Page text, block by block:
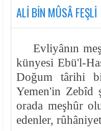
ALİ BİN MÛSÂ FEŞLİ
Evliyânın
künyesi Ebü'l-
Doğum târihi
Yemen'in Zebîd
orada meşhûr
edenler,